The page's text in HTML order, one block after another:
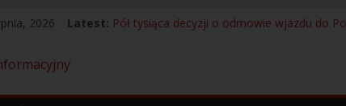
2026 Latest: Pół tysiąca decyzji o odmowie wjazdu do
Próbowali uniknąć odpowiedzialności –